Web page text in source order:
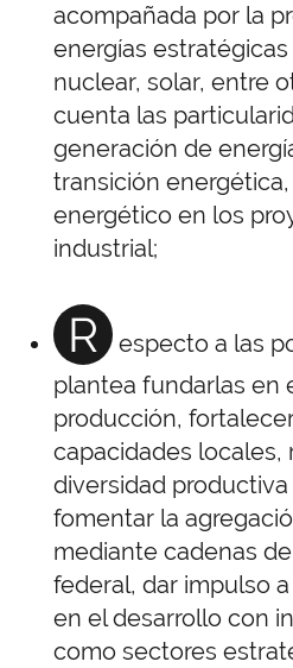
acompañada por la
energías estratégicas
nuclear, solar, entre
cuenta las
generación de
transición
energético en los
industrial;
R
especto a las
plantea fundarlas en
producción,
capacidades locales,
diversidad
fomentar la
mediante cadenas
federal, dar impulso
en el desarrollo con
como sectores